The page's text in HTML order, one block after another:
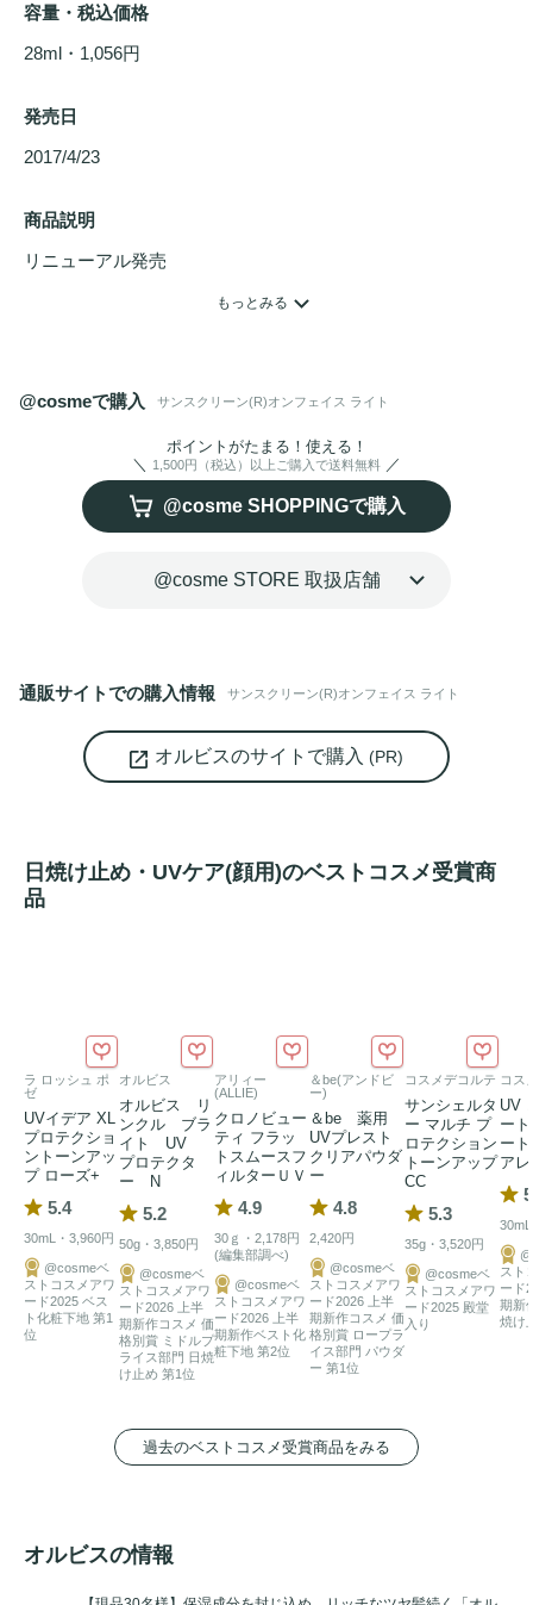
容量・税込価格
28ml・1,056円
発売日
2017/4/23
商品説明
リニューアル発売
もっとみる
@cosmeで購入 サンスクリーン(R)オンフェイス ライト
ポイントがたまる！使える！
1,500円（税込）以上ご購入で送料無料
@cosme SHOPPINGで購入
@cosme STORE 取扱店舗
通販サイトでの購入情報 サンスクリーン(R)オンフェイス ライト
オルビスのサイトで購入 (PR)
日焼け止め・UVケア(顔用)のベストコスメ受賞商
品
ラ ロッシュ ポ
ゼ
UVイデア XL
プロテクショ
ントーンアッ
プ ローズ+
5.4
30mL・3,960円
@cosmeベ
ストコスメアワ
ード2025 ベス
ト化粧下地 第1
位
オルビス
オルビス リ
ンクル ブラ
イト UV
プロテクタ
ー N
5.2
50g・3,850円
@cosmeベ
ストコスメアワ
ード2026 上半
期新作コスメ 価
格別賞 ミドルプ
ライス部門 日焼
け止め 第1位
アリィー
(ALLIE)
クロノビュー
ティ フラッ
トスムースフ
ィルターＵＶ
4.9
30ｇ・2,178円
(編集部調べ)
@cosmeベ
ストコスメアワ
ード2026 上半
期新作ベスト化
粧下地 第2位
＆be(アンドビ
ー)
＆be 薬用
UVプレスト
クリアパウダ
ー
4.8
2,420円
@cosmeベ
ストコスメアワ
ード2026 上半
期新作コスメ 価
格別賞 ロープラ
イス部門 パウダ
ー 第1位
コスメデコルテ
サンシェルタ
ー マルチ プ
ロテクション
トーンアップ
CC
5.3
35g・3,520円
@cosmeベ
ストコスメアワ
ード2025 殿堂
入り
コス
UV
ー
ー
ア
スト
ード
期新
焼け
過去のベストコスメ受賞商品をみる
オルビスの情報